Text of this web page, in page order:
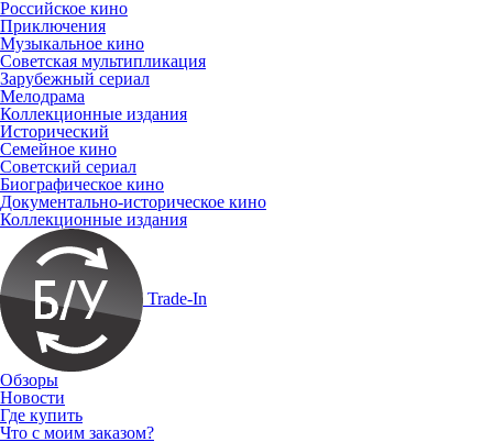
Российское кино
Приключения
Музыкальное кино
Советская мультипликация
Зарубежный сериал
Мелодрама
Коллекционные издания
Исторический
Семейное кино
Советский сериал
Биографическое кино
Документально-историческое кино
Коллекционные издания
Trade-In
Обзоры
Новости
Где купить
Что с моим заказом?